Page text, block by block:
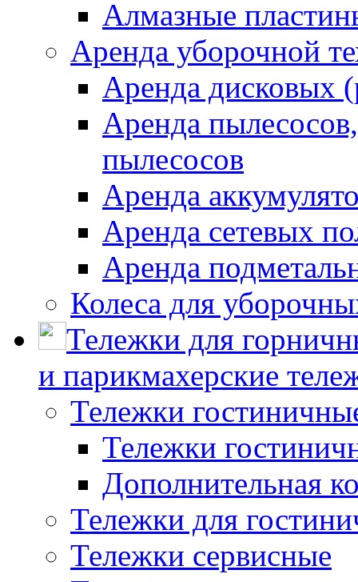
Алмазные
Аренда уборочной
Аренда дисковых
Аренда
пылесосов
Аренда
Аренда сетевых
Аренда
Колеса для
Тележки для
и парикмахерские
Тележки
Тележки
Дополнительная
Тележки для
Тележки сервисные